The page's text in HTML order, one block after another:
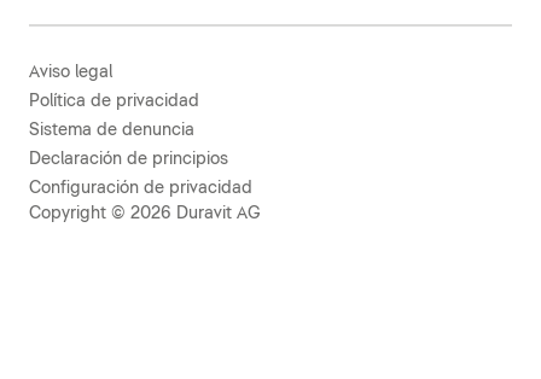
Aviso legal
Política de privacidad
Sistema de denuncia
Declaración de principios
Configuración de privacidad
Copyright © 2026 Duravit AG